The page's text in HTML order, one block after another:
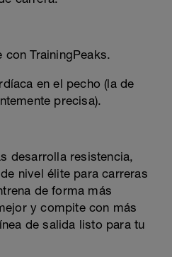
TrainingPeaks.
en el pecho (la de
precisa).
desarrolla resistencia,
nivel élite para carreras
de forma más
y compite con más
de salida listo para tu